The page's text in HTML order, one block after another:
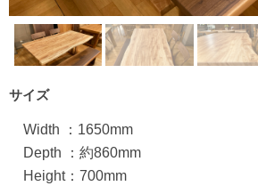
サイズ
Width ：1650mm
Depth ：約860mm
Height：700mm